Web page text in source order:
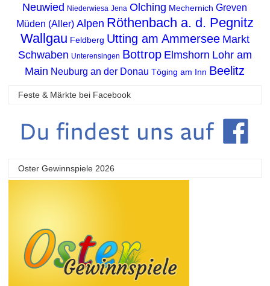
Neuwied Niederwiesa Jena Olching Mechernich Greven
Müden (Aller) Alpen Röthenbach a. d. Pegnitz
Wallgau Feldberg Utting am Ammersee Markt
Schwaben Unterensingen Bottrop Elmshorn Lohr am
Main Neuburg an der Donau Töging am Inn Beelitz
Feste & Märkte bei Facebook
Oster Gewinnspiele 2026